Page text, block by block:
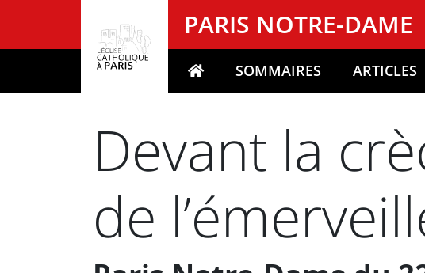
PARIS NOTRE-DAME
Votre rechercheSOMMAIRES ARTICLES
Devant la
de